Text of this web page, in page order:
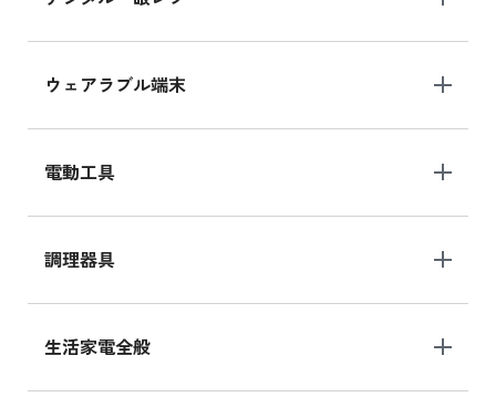
ウェアラブル端末
電動工具
調理器具
生活家電全般